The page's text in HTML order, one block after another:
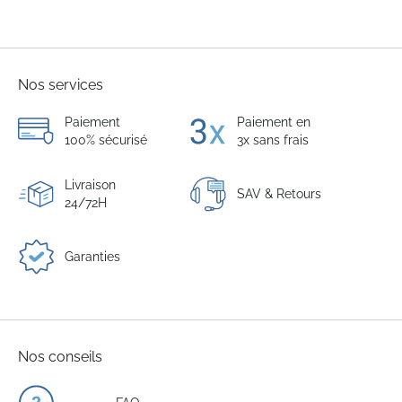
Nos services
Paiement
100% sécurisé
Paiement en
3x sans frais
Livraison
24/72H
SAV & Retours
Garanties
Nos conseils